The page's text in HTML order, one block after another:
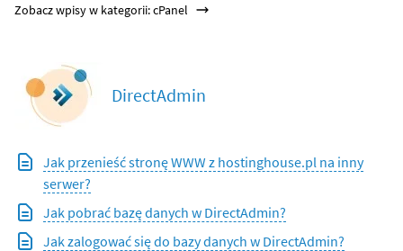
Zobacz wpisy w kategorii: cPanel
DirectAdmin
Jak przenieść stronę WWW z hostinghouse.pl na inny
serwer?
Jak pobrać bazę danych w DirectAdmin?
Jak zalogować się do bazy danych w DirectAdmin?